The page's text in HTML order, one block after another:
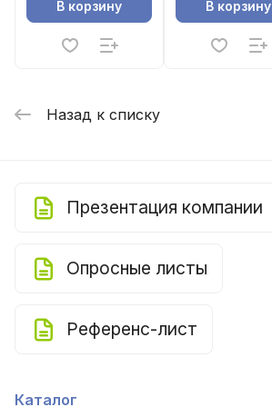
В корзину
В корзину
Назад к списку
Презентация компании
Опросные листы
Референс-лист
Каталог